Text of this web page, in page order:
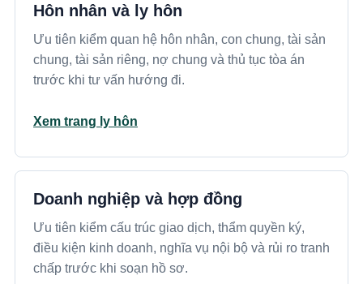
Hôn nhân và ly hôn
Ưu tiên kiểm quan hệ hôn nhân, con chung, tài sản
chung, tài sản riêng, nợ chung và thủ tục tòa án
trước khi tư vấn hướng đi.
Xem trang ly hôn
Doanh nghiệp và hợp đồng
Ưu tiên kiểm cấu trúc giao dịch, thẩm quyền ký,
điều kiện kinh doanh, nghĩa vụ nội bộ và rủi ro tranh
chấp trước khi soạn hồ sơ.